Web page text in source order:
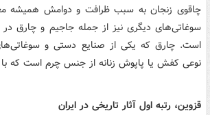
چاقوی زنجان به سبب ظرافت و دوامش همیشه
سوغاتی‌های دیگری نیز از جمله جاجیم و چارق
است. چارق که یکی از صنایع دستی و
نوعی کفش یا پاپوش زنانه از جنس چرم است که
قزوین، رتبه اول آثار تاریخی در ایران